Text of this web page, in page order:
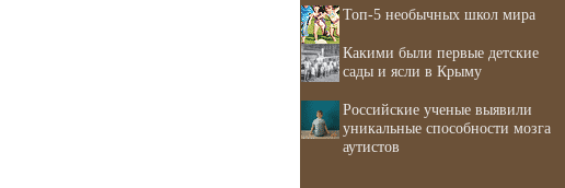
Топ-5 необычных школ мира
Какими были первые детские
сады и ясли в Крыму
Российские ученые выявили
уникальные способности мозга
аутистов